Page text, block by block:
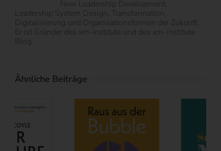
New Leadership Development,
Leadership System Design, Transformation,
Digitalisierung und Organisationsformen der Zukunft.
Er ist Gründer des xm-institute und des xm-institute
Blog.
Ähnliche Beiträge